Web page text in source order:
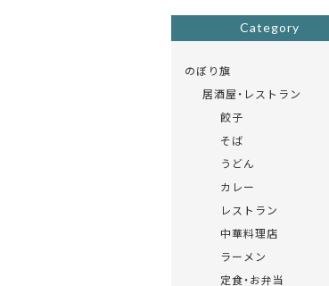
Category
のぼり旗
居酒屋・レストラン
餃子
そば
うどん
カレー
レストラン
中華料理店
ラーメン
定食・お弁当